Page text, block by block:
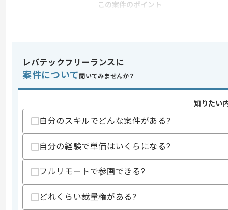
この案件のポイント
担当領域/システ
スキル
・Javaでの開発経験2年以上
歓迎スキル
スキルに不安がある方へ
上記に似た経験やスキルをお持ちであれば申
レバテックフリーランスに
案件について 聞いてみませんか？
知りたい
自分のスキルでどんな案件がある?
自分の経験で単価はいくらになる?
フルリモートで参画できる?
どれくらい裁量権がある?